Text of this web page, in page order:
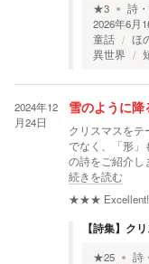
★3 詩
2026年6月
童話
ほ
異世界
2024年12
月24日
雪のように降
クリスマスをテ
でなく、「形」
の詩をご紹介し
続きを読む
★★★
【詩集】ク
★25 詩